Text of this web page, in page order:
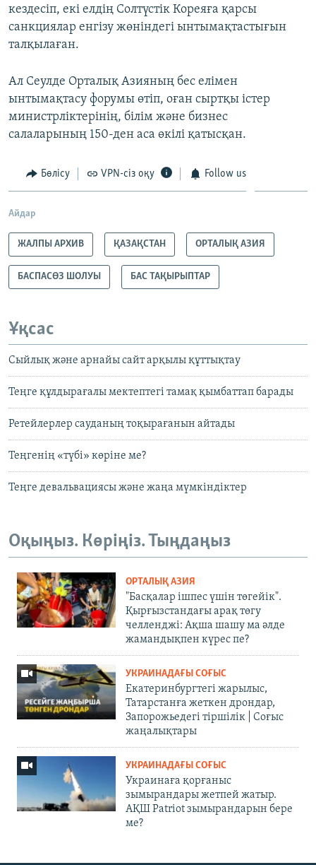
кездесіп, екі елдің Солтүстік Кореяға қарсы
санкциялар енгізу жөніндегі ынтымақтастығын
талқылаған.
Ал Сеулде Орталық Азияның бес елімен
ынтымақтасу форумы өтіп, оған сыртқы істер
министрліктерінің, білім және бизнес
салаларының 150-ден аса өкілі қатысқан.
Бөлісу VPN-сіз оқу Follow us
Айдар
ЖАЛПЫ АРХИВ ҚАЗАҚСТАН ОРТАЛЫҚ АЗИЯ
БАСПАСӨЗ ШОЛУЫ БАС ТАҚЫРЫПТАР
Ұқсас
Cыйлық және арнайы сайт арқылы құттықтау
Теңге құлдырағалы мектептегі тамақ қымбаттап барады
Ретейлерлер сауданың тоқырағанын айтады
Теңгенің «түбі» көріне ме?
Теңге девальвациясы және жаңа мүмкіндіктер
Оқыңыз. Көріңіз. Тыңдаңыз
ОРТАЛЫҚ АЗИЯ
"Басқалар ішпес үшін төгейік".
Қырғызстандағы арақ төгу
челленджі: Ақша шашу ма әлде
жамандықпен күрес пе?
УКРАИНАДАҒЫ СОҒЫС
Екатеринбургтегі жарылыс,
Татарстанға жеткен дрондар,
Запорожьедегі тіршілік | Cоғыс
жаңалықтары
УКРАИНАДАҒЫ СОҒЫС
Украинаға қорғаныс
зымырандары жетпей жатыр.
АҚШ Patriot зымырандарын бере
ме?